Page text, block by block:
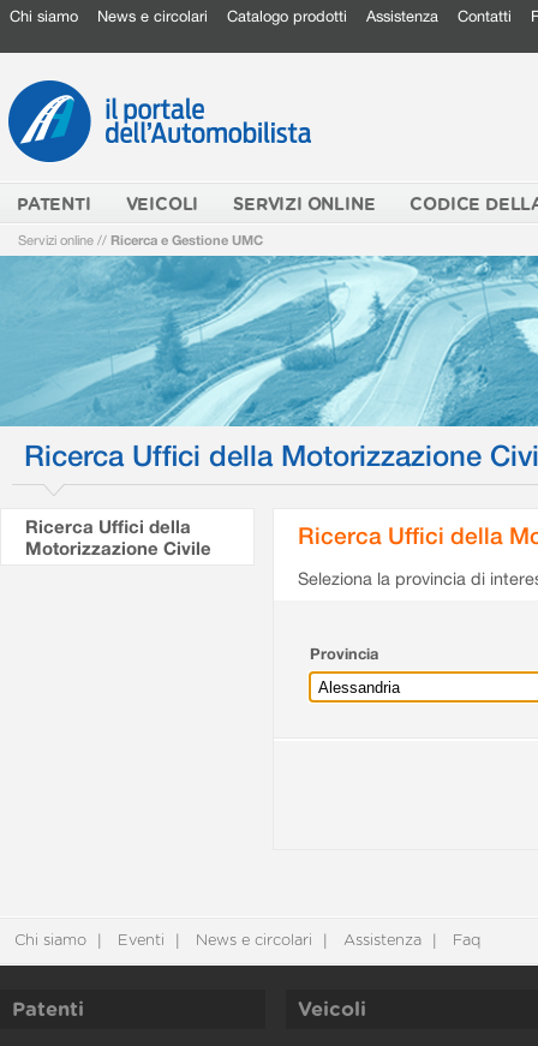
Chi siamo News e circolari Catalogo prodotti Assistenza Contatti
PATENTI VEICOLI SERVIZI ONLINE CODICE
Servizi online // Ricerca e Gestione UMC
Ricerca Uffici della Motorizzazione
Ricerca Uffici della
Motorizzazione Civile
Ricerca Uffici della
Seleziona la provincia di
Provincia
Chi siamo Eventi News e circolari Assistenza Faq
Patenti Veicoli